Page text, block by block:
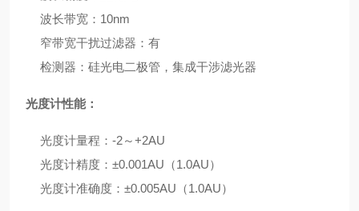
波长带宽：10nm
窄带宽干扰过滤器：有
检测器：硅光电二极管，集成干涉滤光器
光度计性能：
光度计量程：-2～+2AU
光度计精度：±0.001AU（1.0AU）
光度计准确度：±0.005AU（1.0AU）